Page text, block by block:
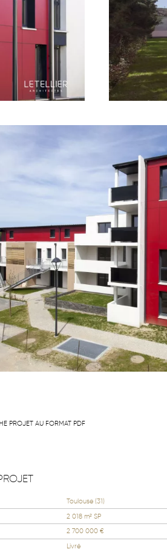
PROJET AU FORMAT PDF
Toulouse (31)
2 018 m² SP
2 700 000 €
Livré